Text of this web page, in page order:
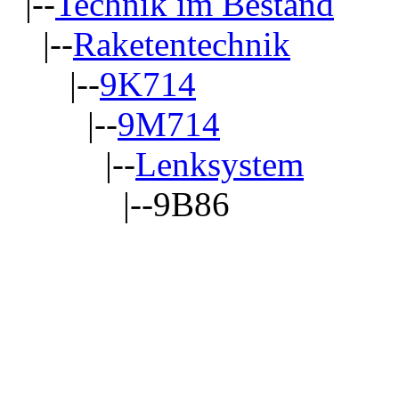
|--Raketentechnik
|--9K714
|--9M714
|--Lenksystem
|--9B86